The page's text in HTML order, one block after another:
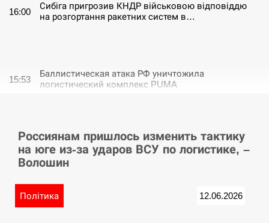
16:00
Сибіга пригрозив КНДР військовою відповіддю
на розгортання ракетних систем в…
15:53
Баллистическая атака РФ уничтожила
логистический комплекс PUMA
15:40
У Німеччині удар блискавки розділив навпіл
місто в Баварії
Пытки военнообязанного на Закарпатье:
Россиянам пришлось изменить тактику
на юге из-за ударов ВСУ по логистике, –
Волошин
Політика 12.06.2026